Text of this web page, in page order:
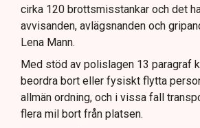
cirka 120 brottsmisstankar och det
avvisanden, avlägsnanden och
Lena Mann.
Med stöd av polislagen 13 paragraf
beordra bort eller fysiskt flytta
allmän ordning, och i vissa fall
flera mil bort från platsen.